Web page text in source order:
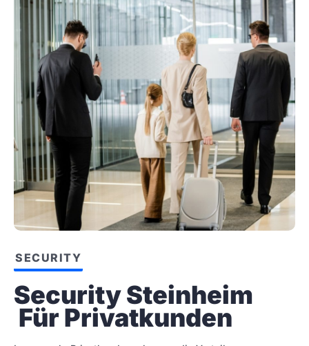
SECURITY
Security Steinheim
Für Privatkunden